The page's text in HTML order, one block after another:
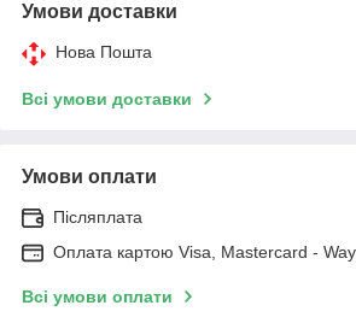
Умови доставки
Нова Пошта
Всі умови доставки
Умови оплати
Післяплата
Оплата картою Visa, Mastercard -
Всі умови оплати